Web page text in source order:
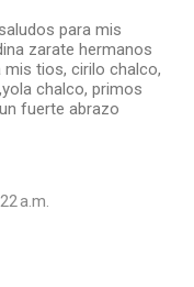
para mis
zarate hermanos
mis tios, cirilo chalco,
chalco, primos
fuerte abrazo
a.m.